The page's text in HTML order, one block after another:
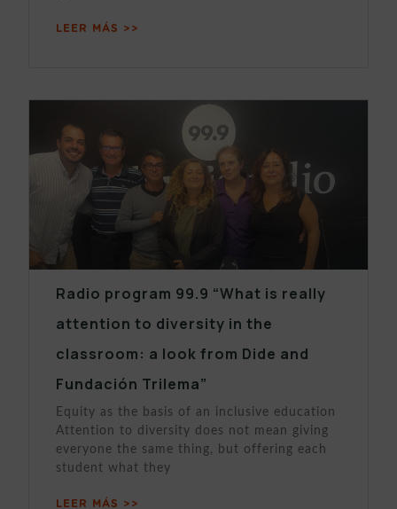
LEER MÁS >>
Radio program 99.9 “What is really
attention to diversity in the
classroom: a look from Dide and
Fundación Trilema”
Equity as the basis of an inclusive education
Attention to diversity does not mean giving
everyone the same thing, but offering each
student what they
LEER MÁS >>